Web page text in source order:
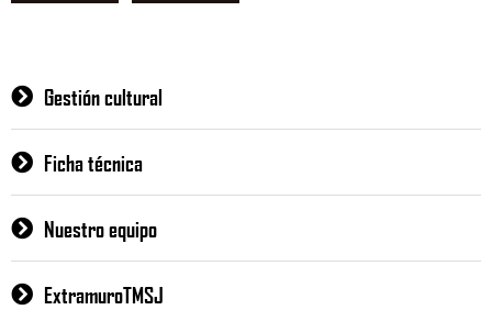
Gestión cultural
Ficha técnica
Nuestro equipo
ExtramuroTMSJ